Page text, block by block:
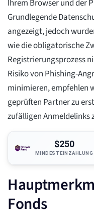
Ihrem Browser und der
Grundlegende
angezeigt, jedoch
wie die obligatorische
Registrierungsprozess
Risiko von Phishing-
minimieren, empfehlen
geprüften Partner zu
zufälligen Anmeldelinks
$250
MINDESTEINZAHLUNG
Fonds